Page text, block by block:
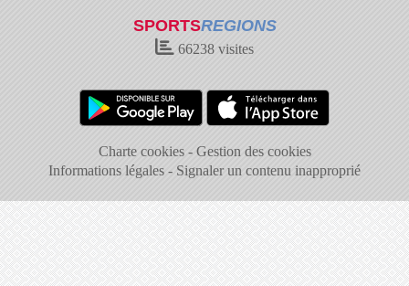
SPORTSREGIONS
66238 visites
Charte cookies
Gestion des cookies
Informations légales
Signaler un contenu inapproprié